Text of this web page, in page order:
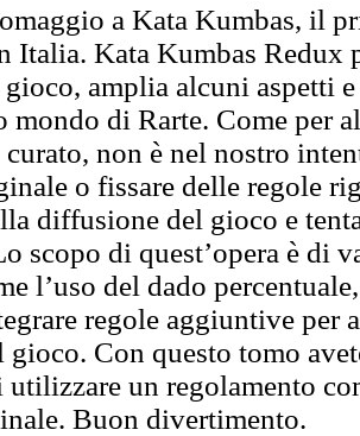
a Kata Kumbas, il
Italia. Kata Kumbas Redux
amplia alcuni aspetti
mondo di Rarte. Come per
curato, non è nel nostro
o fissare delle regole
diffusione del gioco e
scopo di quest’opera è di
l’uso del dado
regole aggiuntive per
Con questo tomo
un regolamento
Buon divertimento.